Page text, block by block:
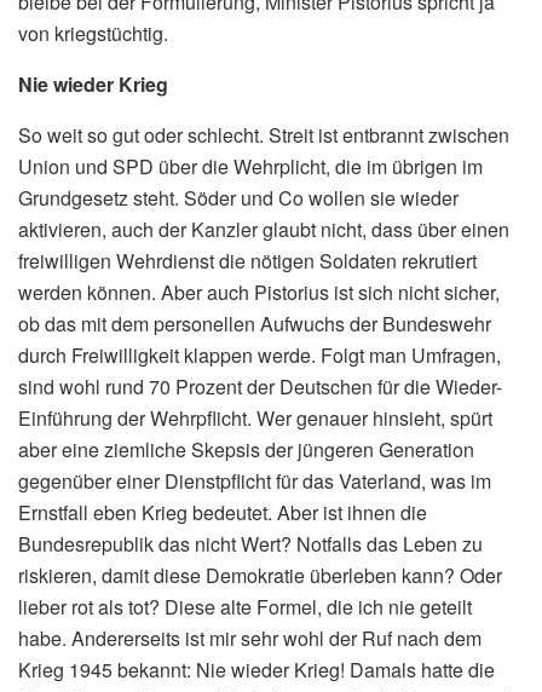
von kriegstüchtig.
Nie wieder Krieg
So weit so gut oder schlecht. Streit ist entbrannt zwischen
Union und SPD über die Wehrplicht, die im übrigen im
Grundgesetz steht. Söder und Co wollen sie wieder
aktivieren, auch der Kanzler glaubt nicht, dass über einen
freiwilligen Wehrdienst die nötigen Soldaten rekrutiert
werden können. Aber auch Pistorius ist sich nicht sicher,
ob das mit dem personellen Aufwuchs der Bundeswehr
durch Freiwilligkeit klappen werde. Folgt man Umfragen,
sind wohl rund 70 Prozent der Deutschen für die Wieder-
Einführung der Wehrpflicht. Wer genauer hinsieht, spürt
aber eine ziemliche Skepsis der jüngeren Generation
gegenüber einer Dienstpflicht für das Vaterland, was im
Ernstfall eben Krieg bedeutet. Aber ist ihnen die
Bundesrepublik das nicht Wert? Notfalls das Leben zu
riskieren, damit diese Demokratie überleben kann? Oder
lieber rot als tot? Diese alte Formel, die ich nie geteilt
habe. Andererseits ist mir sehr wohl der Ruf nach dem
Krieg 1945 bekannt: Nie wieder Krieg! Damals hatte die